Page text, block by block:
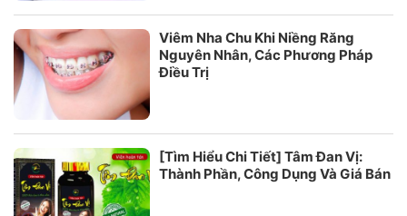
Viêm Nha Chu Khi Niềng Răng
Nguyên Nhân, Các Phương Pháp
Điều Trị
[Tìm Hiểu Chi Tiết] Tâm Đan Vị:
Thành Phần, Công Dụng Và Giá Bán